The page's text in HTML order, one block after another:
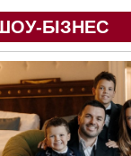
БІЗНЕС